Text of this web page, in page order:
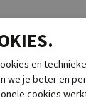
Amsterdam
Run Max Dark
en
we je beter en
cookies